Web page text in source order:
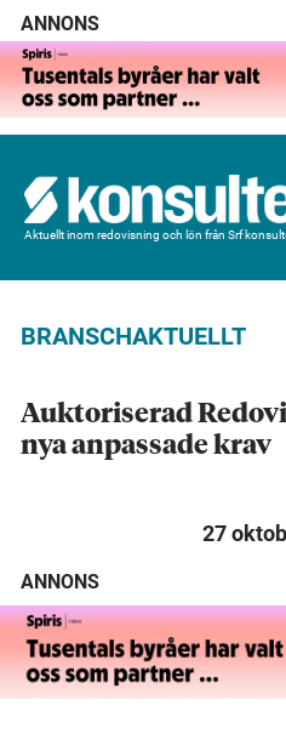
ANNONS
Aktuellt inom redovisning och lön från Srf
BRANSCHAKTUELLT
Auktoriserad
nya anpassade krav
27
ANNONS